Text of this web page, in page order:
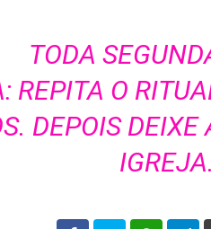
TODA
REPITA O
DEPOIS
IGREJA.